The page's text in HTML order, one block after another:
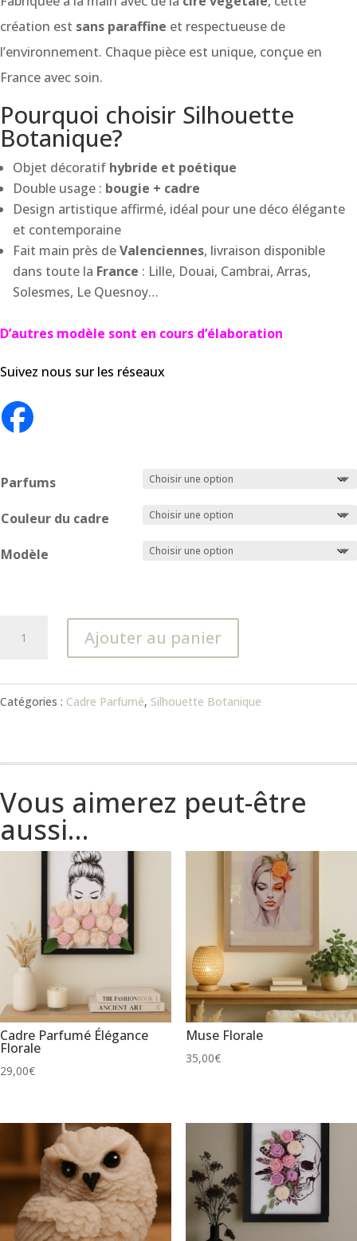
création est sans paraffine et respectueuse de
l’environnement. Chaque pièce est unique, conçue en
France avec soin.
Pourquoi choisir Silhouette
Botanique?
Objet décoratif hybride et poétique
Double usage : bougie + cadre
Design artistique affirmé, idéal pour une déco élégante
et contemporaine
Fait main près deValenciennes, livraison disponible
dans toute la France : Lille, Douai, Cambrai, Arras,
Solesmes, Le Quesnoy…
D’autres modèle sont en cours d’élaboration
Suivez nous sur les réseaux
Parfums
Couleur du cadre
Modèle
Botanique
Ajouter au panier
Catégories : Cadre Parfumé, Silhouette Botanique
Vous aimerez peut-être
aussi…
Cadre Parfumé Élégance
Florale
29,00€
Muse Florale
35,00€